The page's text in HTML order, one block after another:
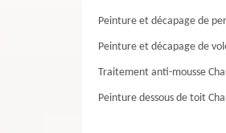
Peinture et décapage de
Peinture et décapage de
Traitement anti-mousse
Peinture dessous de toit